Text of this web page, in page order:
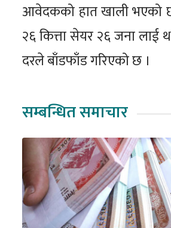
आवेदकको हात खाली भएको
२६ कित्ता सेयर २६ जना लाई
दरले बाँडफाँड गरिएको छ ।
सम्बन्धित समाचार